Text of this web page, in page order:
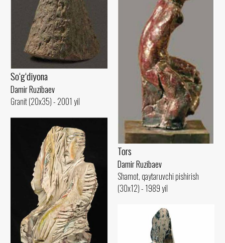
So‘g‘diyona
Damir Ruzibaev
Granit (20x35) - 2001 yil
Tors
Damir Ruzibaev
Shamot, qaytaruvchi pishirish
(30x12) - 1989 yil